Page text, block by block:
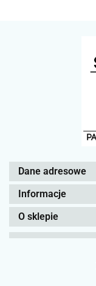
Dane adresowe
Informacje
O sklepie